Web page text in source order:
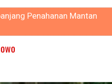
Penahanan Mantan